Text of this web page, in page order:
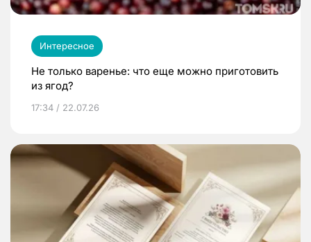
Интересное
Не только варенье: что еще можно приготовить
из ягод?
17:34 / 22.07.26